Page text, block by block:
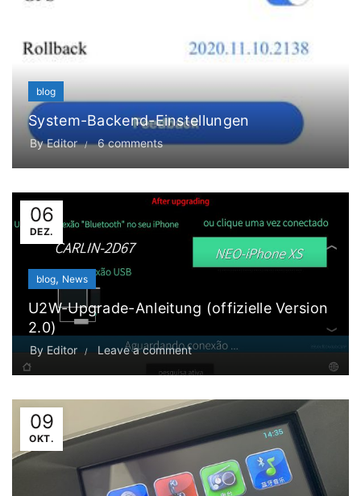
blog
System-Backend-Einstellungen
ByEditor 6 comments
06
DEZ.
blog, News
U2W-Upgrade-Anleitung (offizielle Version
2.0)
ByEditor Leave a comment
09
OKT.